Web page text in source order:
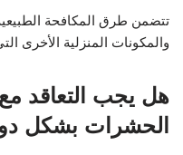
تتضمن طرق المكافحة
والمكونات المنزلية الأخرى
هل يجب التعاقد
الحشرات بشكل